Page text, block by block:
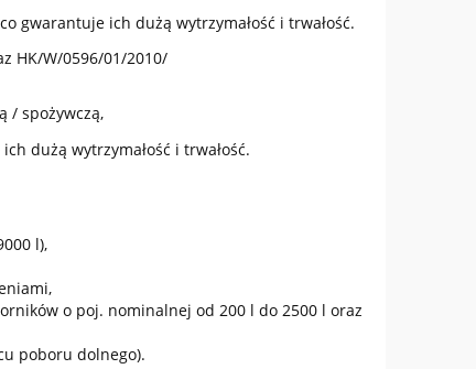
gwarantuje ich dużą wytrzymałość i trwałość.
HK/W/0596/01/2010/
/ spożywczą,
dużą wytrzymałość i trwałość.
l),
o poj. nominalnej od 200 l do 2500 l oraz
poboru dolnego).